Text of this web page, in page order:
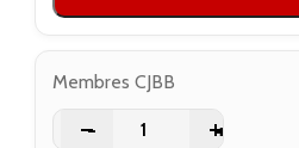
Membres CJBB
- +